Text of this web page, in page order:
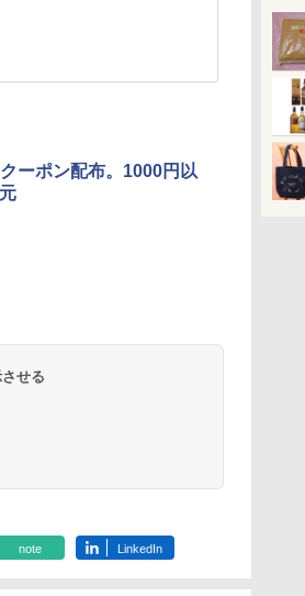
ーポン配布。1000円以
せる
note LinkedIn